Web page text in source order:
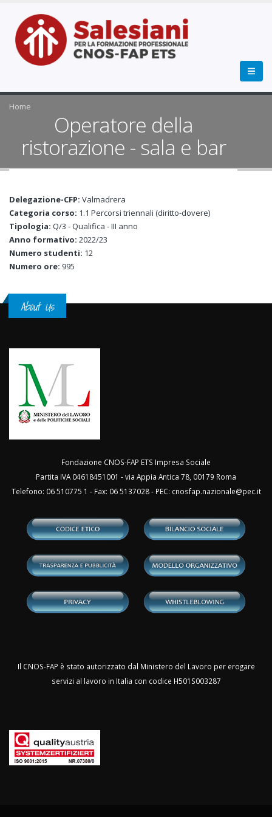
Home
Operatore della
ristorazione - sala e bar
Delegazione-CFP: Valmadrera
Categoria corso: 1.1 Percorsi triennali (diritto-dovere)
Tipologia: Q/3 - Qualifica - III anno
Anno formativo: 2022/23
Numero studenti: 12
Numero ore: 995
About Us
Fondazione CNOS-FAP ETS Impresa Sociale
Partita IVA 04618451001 - via Appia Antica 78, 00179 Roma
Telefono: 06 510775 1 - Fax: 06 5137028 - PEC: cnosfap.nazionale@pec.it
Il CNOS-FAP è stato autorizzato dal Ministero del Lavoro per erogare
servizi al lavoro in Italia con codice H501S003287